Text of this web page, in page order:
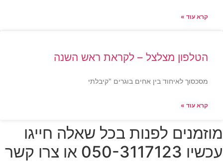
קרא עוד »
הטלפון מצלצל – לקראת ראש השנה
מסכסוך לאיחוד בין אחים בוגרים "קיבלתי
קרא עוד »
מוזמנים לפנות בכל שאלה חייגו
עכשיו 050-3117123 או צרו קשר